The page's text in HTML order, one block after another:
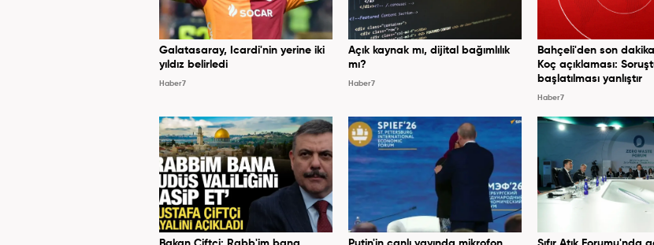
Galatasaray, Icardi'nin yerine iki
yıldız belirledi
Haber7
Açık kaynak mı, dijital bağımlılık
mı?
Haber7
Bahçeli'den son
Koç açıklaması:
başlatılması yanlıştır
Haber7